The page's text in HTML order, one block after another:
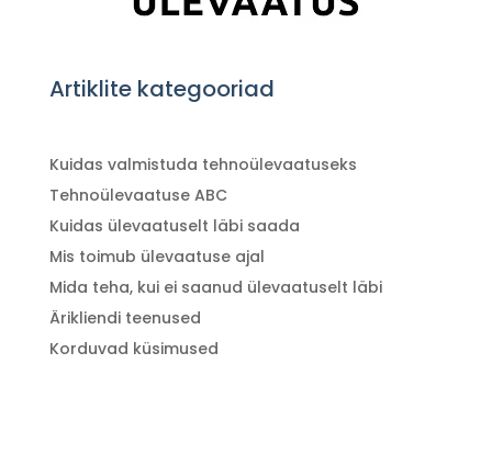
Artiklite kategooriad
Kuidas valmistuda tehnoülevaatuseks
Tehnoülevaatuse ABC
Kuidas ülevaatuselt läbi saada
Mis toimub ülevaatuse ajal
Mida teha, kui ei saanud ülevaatuselt läbi
Ärikliendi teenused
Korduvad küsimused